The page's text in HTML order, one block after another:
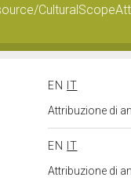
EN
IT
Attribuzione di
EN
IT
Attribuzione di